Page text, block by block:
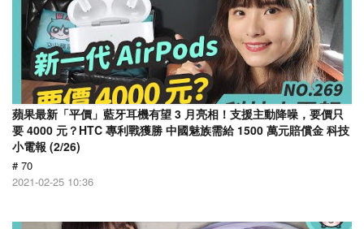
蘋果最新「平價」藍牙耳機有望 3 月亮相！支援主動降噪，要價只
要 4000 元？HTC 專利戰獲勝 中國魅族需給 1500 萬元賠償金 科技
小電報 (2/26)
# 70
2021-02-25 10:36